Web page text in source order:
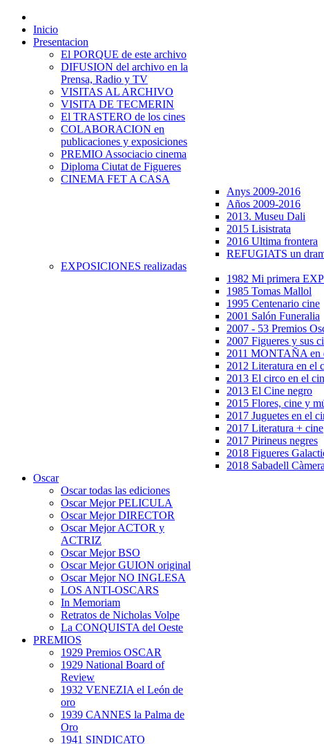
Inicio
Presentacion
El PORQUE de este archivo
DIFUSION del archivo en la
Prensa, Radio y TV
VISITAS AL ARCHIVO
VISITA DE TECMERIN
El TRASTERO de los cines
COLABORACION en
publicaciones y exposiciones
PREMIO Associacio cinema
Diploma Ciutat de Figueres
CINEMA FET A CASA
Anys 2009-2016
Años 2009-2016
2013. Museu Dali
2015 Lisistrata
2016 Ultima frontera
REFUGIATS un
EXPOSICIONES realizadas
1982 Mi primera
1985 Tomas Mallol
1995 Centenario cine
2001 Salón Funeralia
2007 - 53 Premios
2007 Figueres y sus
2011 MONTAÑA en
2012 Literatura en el
2013 El circo en el
2013 El Cine negro
2015 Flores, cine y
2017 Juguetes en el
2017 Literatura + cine
2017 Pirineus negres
2018 Figueres
2018 Sabadell
Oscar
Oscar todas las ediciones
Oscar Mejor PELICULA
Oscar Mejor DIRECTOR
Oscar Mejor ACTOR y
ACTRIZ
Oscar Mejor BSO
Oscar Mejor GUION original
Oscar Mejor NO INGLESA
LOS ANTI-OSCARS
In Memoriam
Retratos de Nicholas Volpe
La CONQUISTA del Oeste
PREMIOS
1929 Premios OSCAR
1929 National Board of
Review
1932 VENEZIA el León de
oro
1939 CANNES la Palma de
Oro
1941 SINDICATO